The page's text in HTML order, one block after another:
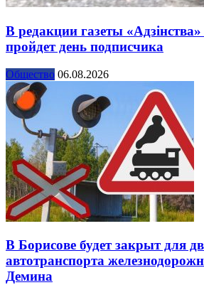
В редакции газеты «Адзінства»
пройдет день подписчика
Общество 06.08.2026
В Борисове будет закрыт для
автотранспорта
Демина